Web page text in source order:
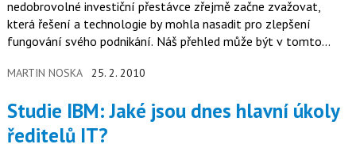
nedobrovolné investiční přestávce zřejmě začne zvažovat,
která řešení a technologie by mohla nasadit pro zlepšení
fungování svého podnikání. Náš přehled může být v tomto
MARTIN NOSKA 25. 2. 2010
Studie IBM: Jaké jsou dnes hlavní úkoly
ředitelů IT?